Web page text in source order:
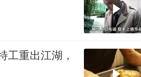
工重出江湖，